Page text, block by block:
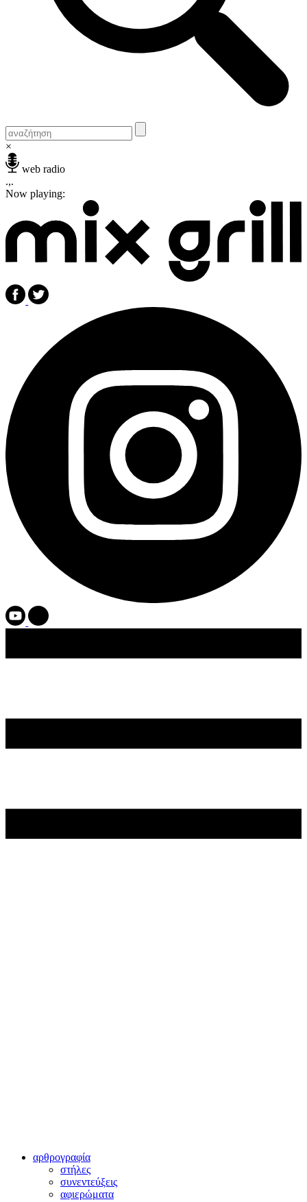
×
web radio
.,.
Now playing:
αρθρογραφία
στήλες
συνεντεύξεις
αφιερώματα